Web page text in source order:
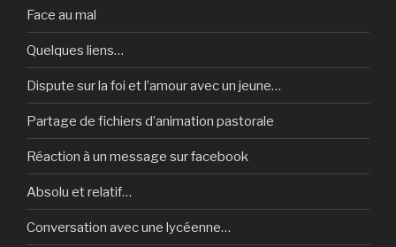
Face au mal
Quelques liens…
Dispute sur la foi et l’amour avec un jeune…
Partage de fichiers d’animation pastorale
Réaction à un message sur facebook
Absolu et relatif…
Conversation avec une lycéenne…